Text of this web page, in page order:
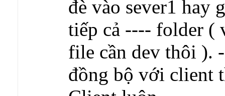
đè vào sever1 hay
tiếp cả ---- folder (
file cần dev thôi ).
đồng bộ với client